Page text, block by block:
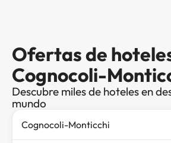
Ofertas de
Cognocoli-
Descubre miles de hoteles en
mundo